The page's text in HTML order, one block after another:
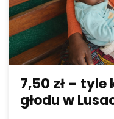
7,50 zł – tyle
głodu w